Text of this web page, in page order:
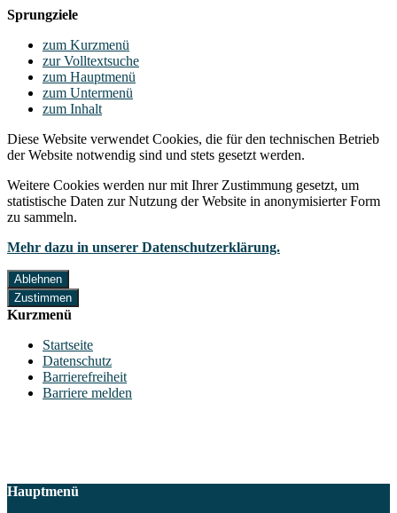
Sprungziele
zum Kurzmenü
zur Volltextsuche
zum Hauptmenü
zum Untermenü
zum Inhalt
Diese Website verwendet Cookies, die für den technischen Betrieb
der Website notwendig sind und stets gesetzt werden.
Weitere Cookies werden nur mit Ihrer Zustimmung gesetzt, um
statistische Daten zur Nutzung der Website in anonymisierter Form
zu sammeln.
Mehr dazu in unserer Datenschutzerklärung.
Ablehnen
Zustimmen
Kurzmenü
Startseite
Datenschutz
Barrierefreiheit
Barriere melden
Hauptmenü